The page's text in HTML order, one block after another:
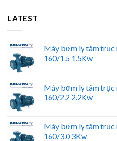
LATEST
Máy bơm ly tâm trục
160/1.5 1.5Kw
Máy bơm ly tâm trục
160/2.2 2.2Kw
Máy bơm ly tâm trục
160/3.0 3Kw